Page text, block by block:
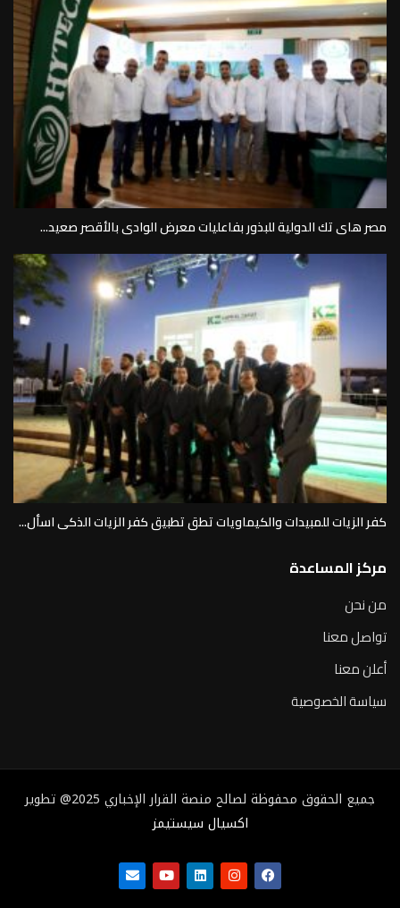
مصر هاى تك الدولية للبذور بفاعليات معرض الوادى بالأقصر صعيد...
كفر الزيات للمبيدات والكيماويات تطق تطبيق كفر الزيات الذكى اسأل...
مركز المساعدة
من نحن
تواصل معنا
أعلن معنا
سياسة الخصوصية
جميع الحقوق محفوظة لصالح منصة القرار الإخباري 2025@ تطوير
اكسيال سيستيمز